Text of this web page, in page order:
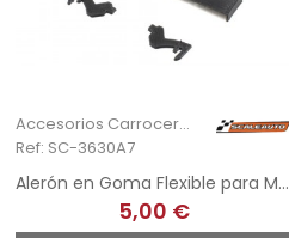
Accesorios Carrocería
Ref: SC-3630A7
Alerón en Goma Flexible para MB AMG GT3 1/32
5,00 €